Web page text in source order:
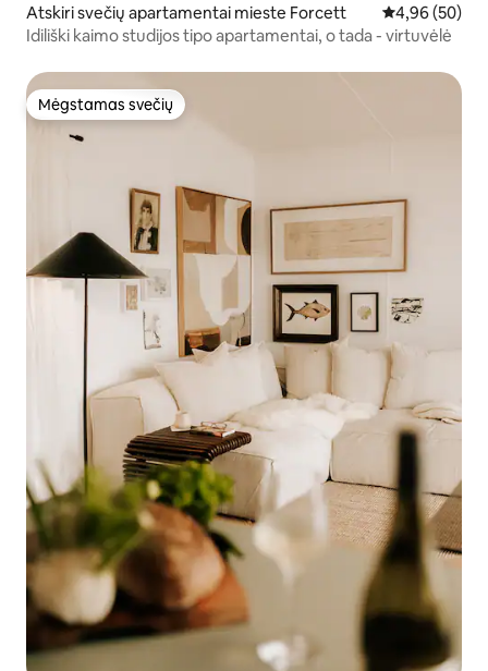
Atskiri svečių apartamentai mieste Forcett Vidutinis
4,96 (50)
Idiliški kaimo studijos tipo apartamentai, o tada - virtuvėlė
Mėgstamas svečių
Mėgstamas svečių